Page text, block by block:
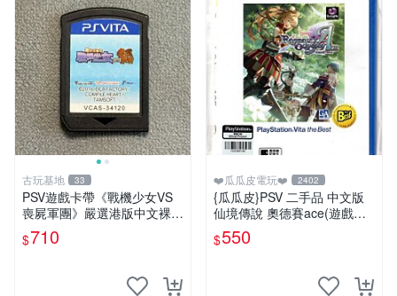
古玩基地 33
PSV遊戲卡帶《戰機少女VS
喪屍軍團》嚴選港版中文裸卡
實測正常 遊戲機限定 PSV 卡
帶 港版 中文 游戲卡帶 激戰
$710
❤️瓜瓜皮電玩❤️ 2402
{瓜瓜皮}PSV 二手品 中文版
仙境傳說 奧德賽ace(遊戲都
有回收)
$550